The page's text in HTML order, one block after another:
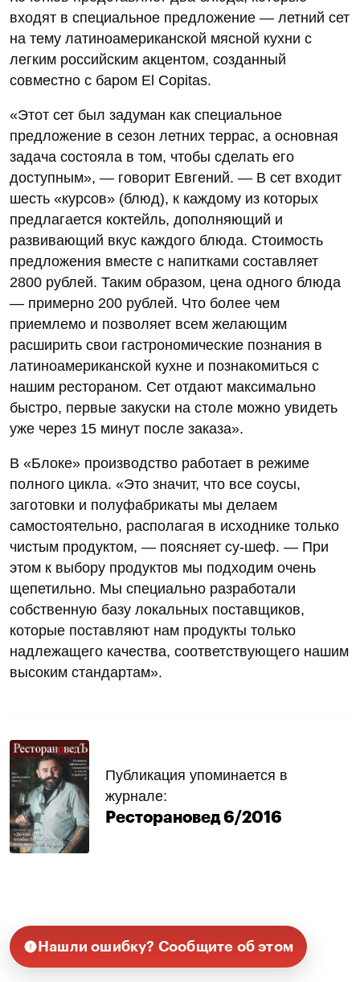
входят в специальное предложение — летний сет
на тему латиноамериканской мясной кухни с
легким российским акцентом, созданный
совместно с баром El Copitas.
«Этот сет был задуман как специальное
предложение в сезон летних террас, а основная
задача состояла в том, чтобы сделать его
доступным», — говорит Евгений. — В сет входит
шесть «курсов» (блюд), к каждому из которых
предлагается коктейль, дополняющий и
развивающий вкус каждого блюда. Стоимость
предложения вместе с напитками составляет
2800 рублей. Таким образом, цена одного блюда
— примерно 200 рублей. Что более чем
приемлемо и позволяет всем желающим
расширить свои гастрономические познания в
латиноамериканской кухне и познакомиться с
нашим рестораном. Сет отдают максимально
быстро, первые закуски на столе можно увидеть
уже через 15 минут после заказа».
В «Блоке» производство работает в режиме
полного цикла. «Это значит, что все соусы,
заготовки и полуфабрикаты мы делаем
самостоятельно, располагая в исходнике только
чистым продуктом, — поясняет су-шеф. — При
этом к выбору продуктов мы подходим очень
щепетильно. Мы специально разработали
собственную базу локальных поставщиков,
которые поставляют нам продукты только
надлежащего качества, соответствующего нашим
высоким стандартам».
Публикация упоминается в
журнале:
Ресторановед 6/2016
Нашли ошибку? Сообщите об этом